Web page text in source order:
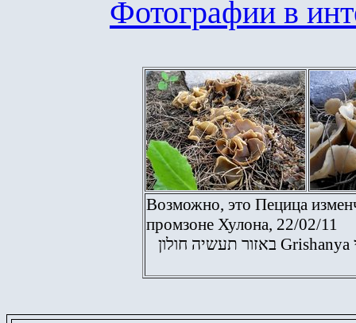
Фотографии в
Возможно, это Пецица
промзоне Хулона, 22/02/11
Grishanya באזור תעשיה חולון